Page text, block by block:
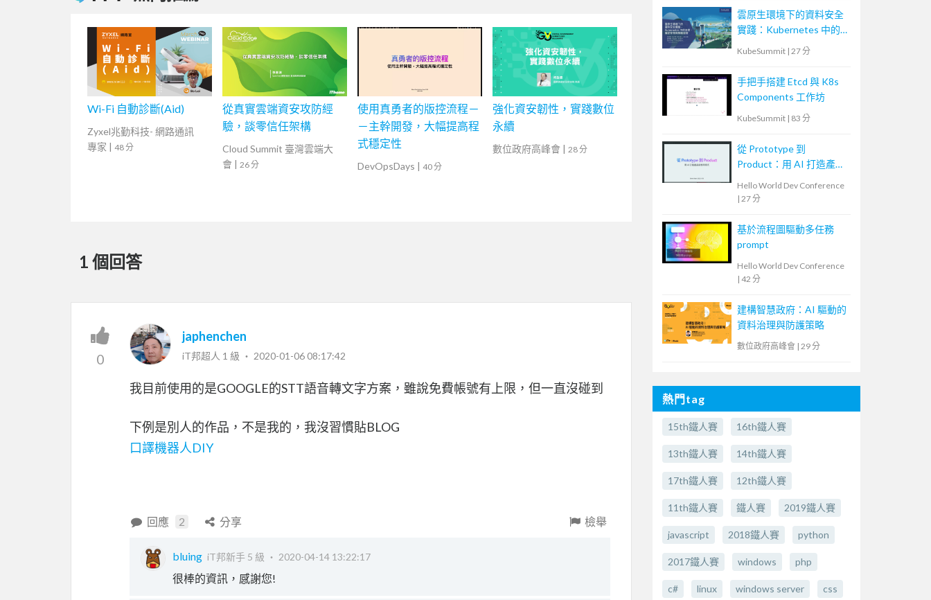
Wi-Fi 自動診斷(Aid)
Zyxel兆勤科技- 網路通訊
專家 | 48 分
從真實雲端資安攻防經
驗，談零信任架構
Cloud Summit 臺灣雲端大
會 | 26 分
使用真勇者的版控流程－
－主幹開發，大幅提高程
式穩定性
DevOpsDays | 40 分
強化資安韌性，實踐數位
永續
數位政府高峰會 | 28 分
1 個回答
0
japhenchen
iT邦超人 1 級 ‧ 2020-01-06 08:17:42
我目前使用的是GOOGLE的STT語音轉文字方案，雖說免費帳號有上限，但一直沒碰到
下例是別人的作品，不是我的，我沒習慣貼BLOG
口譯機器人DIY
回應 2 分享 檢舉
bluing iT邦新手 5 級 ‧ 2020-04-14 13:22:17
很棒的資訊，感謝您!
雲原生環境下的資料安全
實踐：Kubernetes 中的
加密、機密管理與策略控
KubeSummit | 27 分
手把手搭建 Etcd 與 K8s
Components 工作坊
KubeSummit | 83 分
從 Prototype 到
Product：用 AI 打造產品
Hello World Dev Conference
| 27 分
基於流程圖驅動多任務
prompt
Hello World Dev Conference
| 42 分
建構智慧政府：AI 驅動的
資料治理與防護策略
數位政府高峰會 | 29 分
熱門tag
15th鐵人賽 16th鐵人賽
13th鐵人賽 14th鐵人賽
17th鐵人賽 12th鐵人賽
11th鐵人賽 鐵人賽 2019鐵人賽
javascript 2018鐵人賽 python
2017鐵人賽 windows php
c# linux windows server css